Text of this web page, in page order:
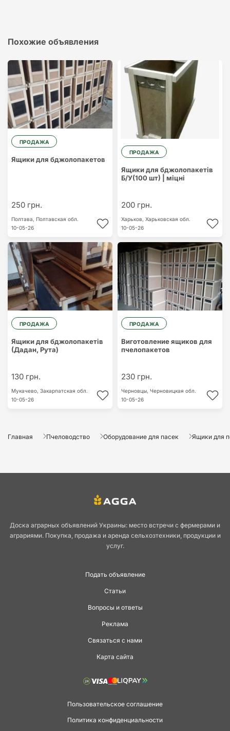
Похожие объявления
ПРОДАЖА
Ящики для бджолопакетов
250 грн.
Полтава, Полтавская обл.
10-05-26
ПРОДАЖА
Ящики для бджолопакетів
Б/У(100 шт) | міцні
200 грн.
Харьков, Харьковская обл.
10-05-26
ПРОДАЖА
Ящики для бджолопакетів
(Дадан, Рута)
130 грн.
Мукачево, Закарпатская обл.
10-05-26
ПРОДАЖА
Виготовление ящиков для
пчелопакетов
230 грн.
Чернoвцы, Черновицкая обл.
10-05-26
Главная Пчеловодство Оборудование для пасек Ящики для
Доска аграрных объявлений Украины: место встречи с фермерами и
аграриями. Покупка, продажа и аренда сельхозтехники, продукции и
услуг.
Подать объявление
Статьи
Вопросы и ответы
Реклама
Связаться с нами
Карта сайта
Пользовательское соглашение
Политика конфиденциальности